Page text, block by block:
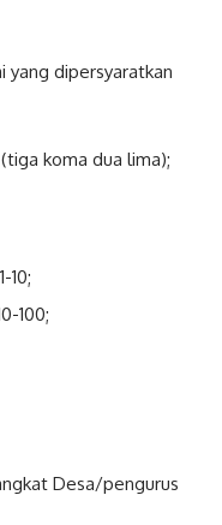
yang dipersyaratkan
koma dua lima);
10;
100;
Desa/pengurus